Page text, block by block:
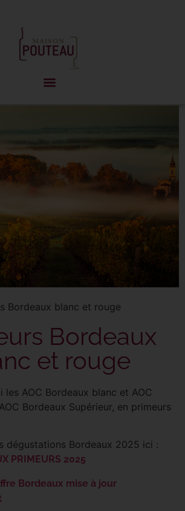
Bordeaux blanc et rouge
Bordeaux
et rouge
les AOC Bordeaux blanc et AOC
Bordeaux Supérieur, en primeurs
dégustations Bordeaux 2025 ici :
PRIMEURS 2025
Bordeaux mise à jour
des cookies